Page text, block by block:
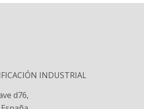
INDUSTRIAL
d76,